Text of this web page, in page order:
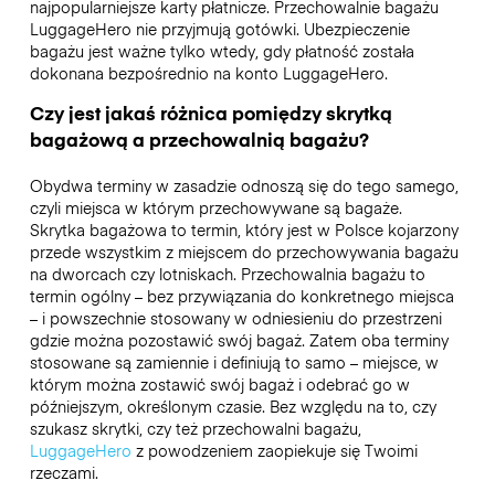
najpopularniejsze karty płatnicze. Przechowalnie bagażu
LuggageHero nie przyjmują gotówki. Ubezpieczenie
bagażu jest ważne tylko wtedy, gdy płatność została
dokonana bezpośrednio na konto LuggageHero.
Czy jest jakaś różnica pomiędzy skrytką
bagażową a przechowalnią bagażu?
Obydwa terminy w zasadzie odnoszą się do tego samego,
czyli miejsca w którym przechowywane są bagaże.
Skrytka bagażowa to termin, który jest w Polsce kojarzony
przede wszystkim z miejscem do przechowywania bagażu
na dworcach czy lotniskach. Przechowalnia bagażu to
termin ogólny – bez przywiązania do konkretnego miejsca
– i powszechnie stosowany w odniesieniu do przestrzeni
gdzie można pozostawić swój bagaż. Zatem oba terminy
stosowane są zamiennie i definiują to samo – miejsce, w
którym można zostawić swój bagaż i odebrać go w
późniejszym, określonym czasie. Bez względu na to, czy
szukasz skrytki, czy też przechowalni bagażu,
LuggageHero z powodzeniem zaopiekuje się Twoimi
rzeczami.